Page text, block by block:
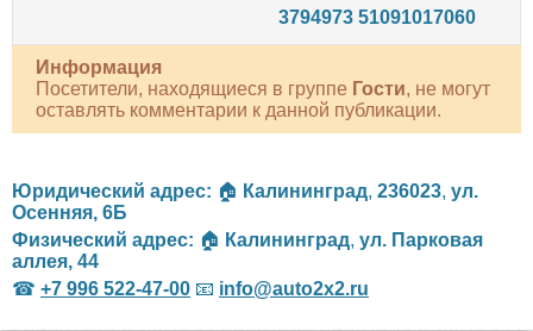
3794973 51091017060
Информация
Посетители, находящиеся в группе Гости, не могут
оставлять комментарии к данной публикации.
Юридический адрес: 🏠 Калининград, 236023, ул.
Осенняя, 6Б
Физический адрес: 🏠 Калининград, ул. Парковая
аллея, 44
☎ +7 996 522-47-00 📧 info@auto2x2.ru